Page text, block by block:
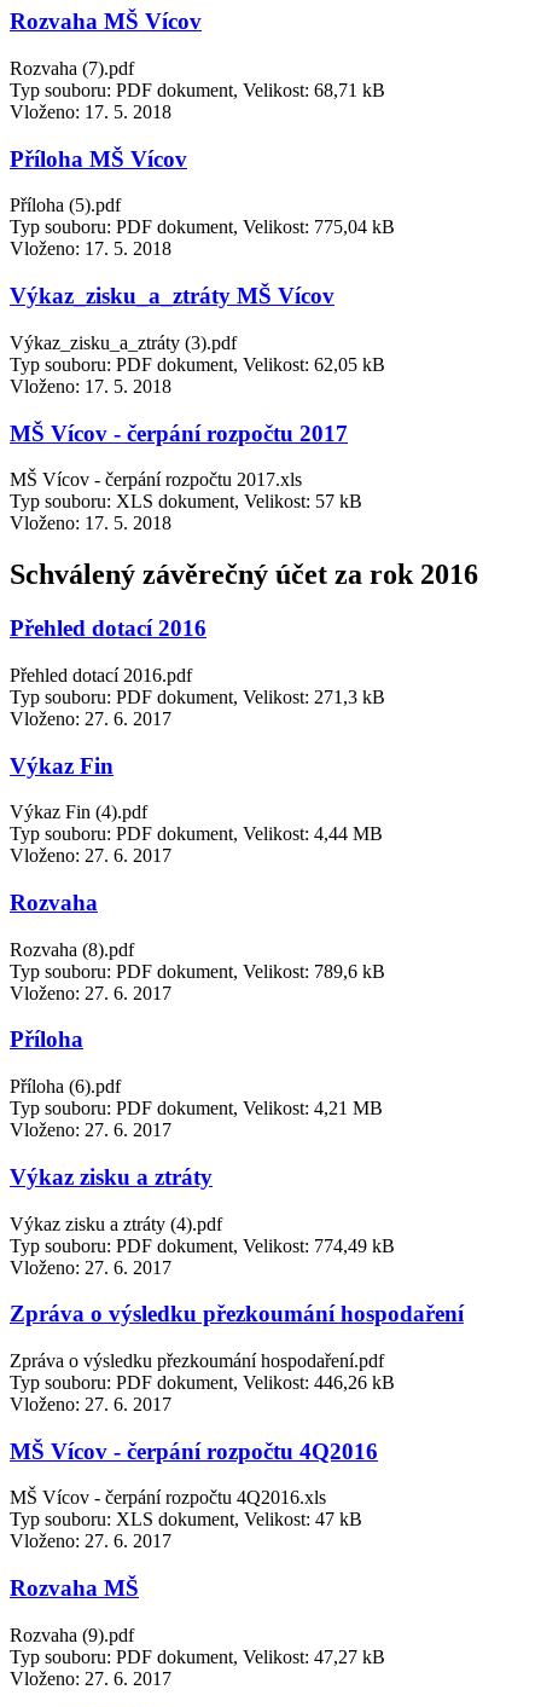
Rozvaha MŠ Vícov
Rozvaha (7).pdf
Typ souboru: PDF dokument, Velikost: 68,71 kB
Vloženo: 17. 5. 2018
Příloha MŠ Vícov
Příloha (5).pdf
Typ souboru: PDF dokument, Velikost: 775,04 kB
Vloženo: 17. 5. 2018
Výkaz_zisku_a_ztráty MŠ Vícov
Výkaz_zisku_a_ztráty (3).pdf
Typ souboru: PDF dokument, Velikost: 62,05 kB
Vloženo: 17. 5. 2018
MŠ Vícov - čerpání rozpočtu 2017
MŠ Vícov - čerpání rozpočtu 2017.xls
Typ souboru: XLS dokument, Velikost: 57 kB
Vloženo: 17. 5. 2018
Schválený závěrečný účet za rok 2016
Přehled dotací 2016
Přehled dotací 2016.pdf
Typ souboru: PDF dokument, Velikost: 271,3 kB
Vloženo: 27. 6. 2017
Výkaz Fin
Výkaz Fin (4).pdf
Typ souboru: PDF dokument, Velikost: 4,44 MB
Vloženo: 27. 6. 2017
Rozvaha
Rozvaha (8).pdf
Typ souboru: PDF dokument, Velikost: 789,6 kB
Vloženo: 27. 6. 2017
Příloha
Příloha (6).pdf
Typ souboru: PDF dokument, Velikost: 4,21 MB
Vloženo: 27. 6. 2017
Výkaz zisku a ztráty
Výkaz zisku a ztráty (4).pdf
Typ souboru: PDF dokument, Velikost: 774,49 kB
Vloženo: 27. 6. 2017
Zpráva o výsledku přezkoumání hospodaření
Zpráva o výsledku přezkoumání hospodaření.pdf
Typ souboru: PDF dokument, Velikost: 446,26 kB
Vloženo: 27. 6. 2017
MŠ Vícov - čerpání rozpočtu 4Q2016
MŠ Vícov - čerpání rozpočtu 4Q2016.xls
Typ souboru: XLS dokument, Velikost: 47 kB
Vloženo: 27. 6. 2017
Rozvaha MŠ
Rozvaha (9).pdf
Typ souboru: PDF dokument, Velikost: 47,27 kB
Vloženo: 27. 6. 2017